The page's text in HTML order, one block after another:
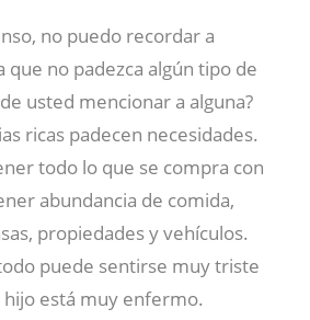
no puedo recordar a
que no padezca algún tipo de
usted mencionar a alguna?
ricas padecen necesidades.
todo lo que se compra con
abundancia de comida,
propiedades y vehículos.
puede sentirse muy triste
está muy enfermo.